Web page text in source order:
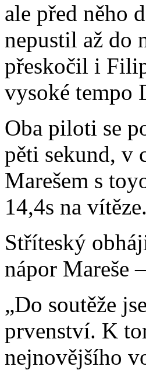
ale před něho
nepustil až do
přeskočil i
vysoké tempo
Oba piloti se
pěti sekund, v
Marešem s
14,4s na vítěze.
Stříteský
nápor Mareše
„Do soutěže
prvenství. K
nejnovějšího